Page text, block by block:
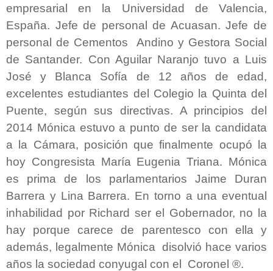
empresarial en la Universidad de Valencia,
España. Jefe de personal de Acuasan. Jefe de
personal de Cementos Andino y Gestora Social
de Santander. Con Aguilar Naranjo tuvo a Luis
José y Blanca Sofía de 12 años de edad,
excelentes estudiantes del Colegio la Quinta del
Puente, según sus directivas. A principios del
2014 Mónica estuvo a punto de ser la candidata
a la Cámara, posición que finalmente ocupó la
hoy Congresista María Eugenia Triana. Mónica
es prima de los parlamentarios Jaime Duran
Barrera y Lina Barrera. En torno a una eventual
inhabilidad por Richard ser el Gobernador, no la
hay porque carece de parentesco con ella y
además, legalmente Mónica disolvió hace varios
años la sociedad conyugal con el Coronel ®.